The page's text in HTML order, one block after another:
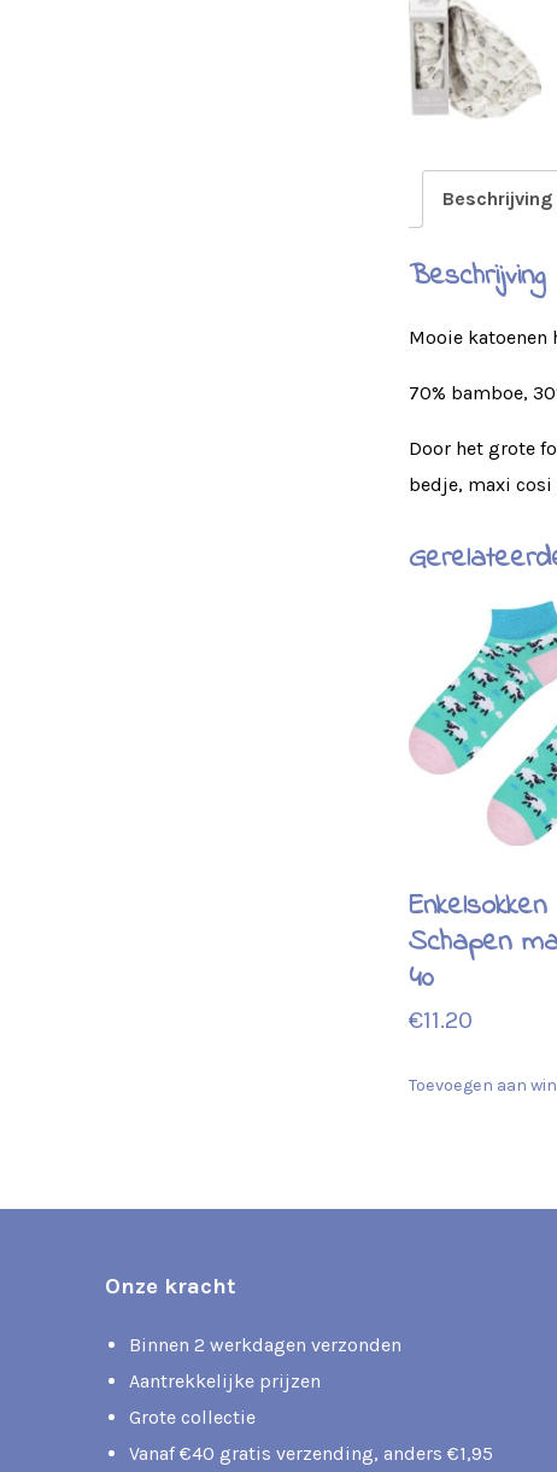
Beschrijving
Beschrijving
Mooie katoenen
70% bamboe,
Door het grote
bedje, maxi
Enkelsokken
Schapen
40
€11.20
Toevoegen aan
Onze kracht
Binnen 2 werkdagen verzonden
Aantrekkelijke prijzen
Grote collectie
Vanaf €40 gratis verzending, anders €1,95